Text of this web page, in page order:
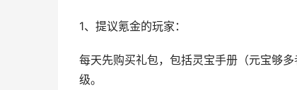
1、提议氪金的玩家：
每天先购买礼包，包括灵宝手册（元宝够
级。